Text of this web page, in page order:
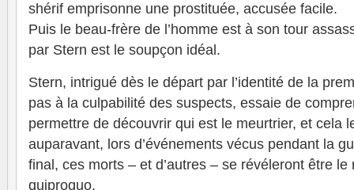
shérif emprisonne une prostituée, accusée facile.
Puis le beau-frère de l’homme est à son tour
par Stern est le soupçon idéal.
Stern, intrigué dès le départ par l’identité de la
pas à la culpabilité des suspects, essaie de
permettre de découvrir qui est le meurtrier, et cela
auparavant, lors d’événements vécus pendant la
final, ces morts – et d’autres – se révéleront être le
quiproquo.